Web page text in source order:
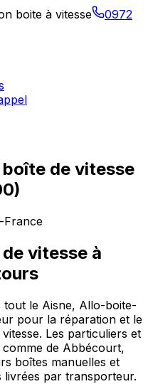
boite à vitesse
0972
de vitesse
)
France
vitesse à
le Aisne, Allo-boite-
pour la réparation et le
Les particuliers et
de Abbécourt,
boîtes manuelles et
livrées par transporteur.